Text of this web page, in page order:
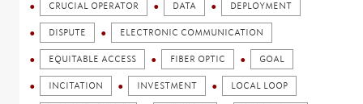
CRUCIAL OPERATOR DATA DEPLOYMENT
DISPUTE ELECTRONIC COMMUNICATION
EQUITABLE ACCESS FIBER OPTIC GOAL
INCITATION INVESTMENT LOCAL LOOP